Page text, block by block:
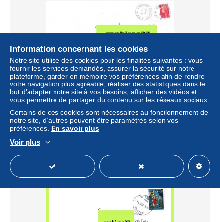
CACHET MANUEL PONT AUDEMER P.P. / EURE
#6330#
± 0,92 $US
Statut
Information concernant les cookies
Notre site utilise des cookies pour les finalités suivantes : vous
fournir les services demandés, assurer la sécurité sur notre
plateforme, garder en mémoire vos préférences afin de rendre
votre navigation plus agréable, réaliser des statistiques dans le
but d’adapter notre site à vos besoins, afficher des vidéos et
vous permettre de partager du contenu sur les réseaux sociaux.
Certains de ces cookies sont nécessaires au fonctionnement de
notre site, d’autres peuvent être paramétrés selon vos
préférences. En savoir plus
Voir plus